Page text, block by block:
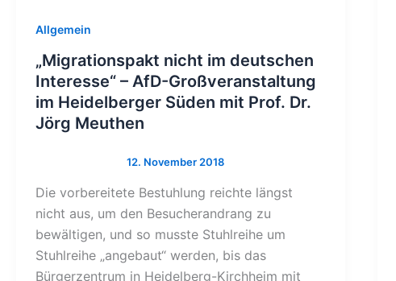
Allgemein
„Migrationspakt nicht im deutschen
Interesse“ – AfD-Großveranstaltung
im Heidelberger Süden mit Prof. Dr.
Jörg Meuthen
Die vorbereitete Bestuhlung reichte längst
nicht aus, um den Besucherandrang zu
bewältigen, und so musste Stuhlreihe um
Stuhlreihe „angebaut“ werden, bis das
Bürgerzentrum in Heidelberg-Kirchheim mit